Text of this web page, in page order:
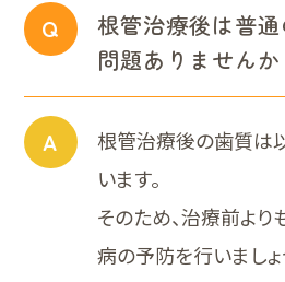
Q
根管治療後は普
問題ありませんか
A
根管治療後の歯質は
います。
そのため、治療前よ
病の予防を行いましょ